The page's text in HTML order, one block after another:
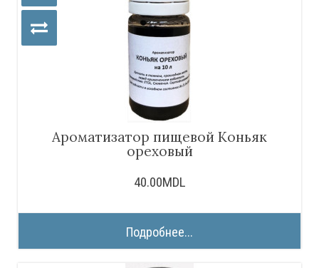
Ароматизатор пищевой Коньяк
ореховый
40.00MDL
Подробнее...